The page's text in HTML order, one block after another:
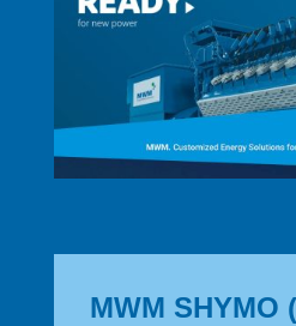
MWM SHYMO